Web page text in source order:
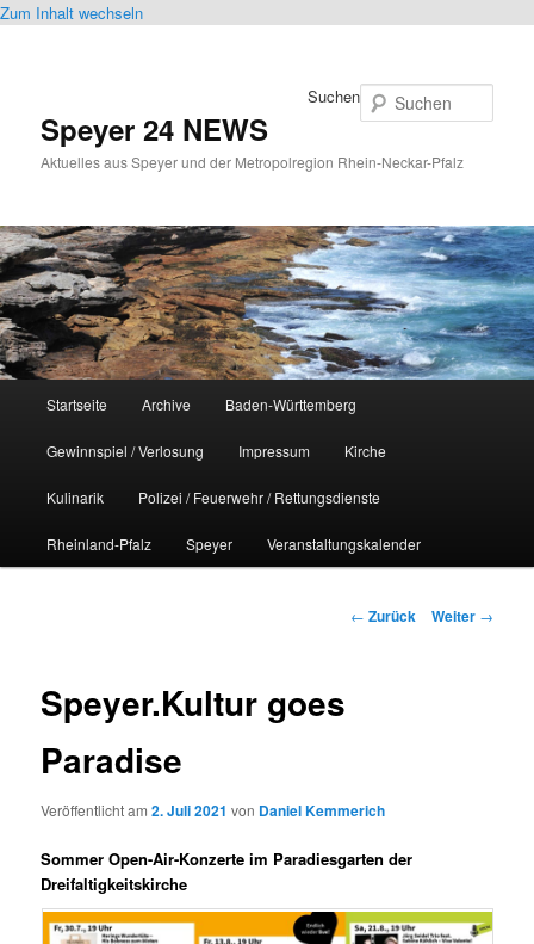
Zum Inhalt wechseln
Speyer 24 NEWS
Aktuelles aus Speyer und der Metropolregion Rhein-Neckar-Pfalz
Suchen
Startseite Archive Baden-Württemberg
Gewinnspiel / Verlosung Impressum Kirche
Kulinarik Polizei / Feuerwehr / Rettungsdienste
Rheinland-Pfalz Speyer Veranstaltungskalender
Beitrags-
← Zurück Weiter →
Speyer.Kultur goes
Paradise
Veröffentlicht am2. Juli 2021 von Daniel Kemmerich
Sommer Open-Air-Konzerte im Paradiesgarten der
Dreifaltigkeitskirche